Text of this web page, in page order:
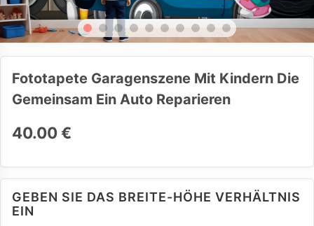
Fototapete Garagenszene Mit Kindern Die
Gemeinsam Ein Auto Reparieren
40.00 €
GEBEN SIE DAS BREITE-HÖHE VERHÄLTNIS
EIN